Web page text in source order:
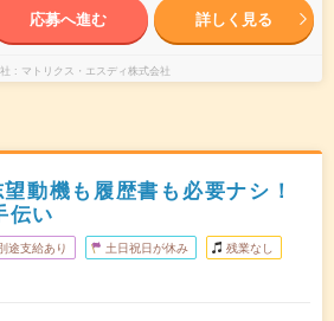
応募へ進む 詳しく見る
マトリクス・エスディ株式会社
動機も履歴書も必要ナシ！
伝い
途支給あり 土日祝日が休み 残業なし